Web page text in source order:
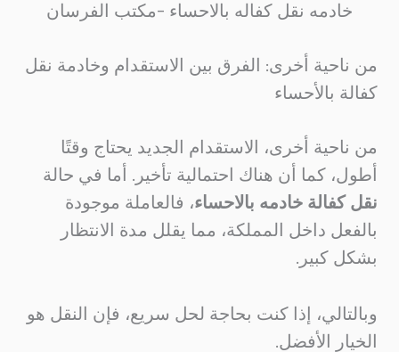
خادمه نقل كفاله بالاحساء –مكتب الفرسان
من ناحية أخرى: الفرق بين الاستقدام وخادمة نقل
كفالة بالأحساء
من ناحية أخرى، الاستقدام الجديد يحتاج وقتًا
أطول، كما أن هناك احتمالية تأخير. أما في حالة
نقل كفالة خادمه بالاحساء، فالعاملة موجودة
بالفعل داخل المملكة، مما يقلل مدة الانتظار
بشكل كبير.
وبالتالي، إذا كنت بحاجة لحل سريع، فإن النقل هو
الخيار الأفضل.